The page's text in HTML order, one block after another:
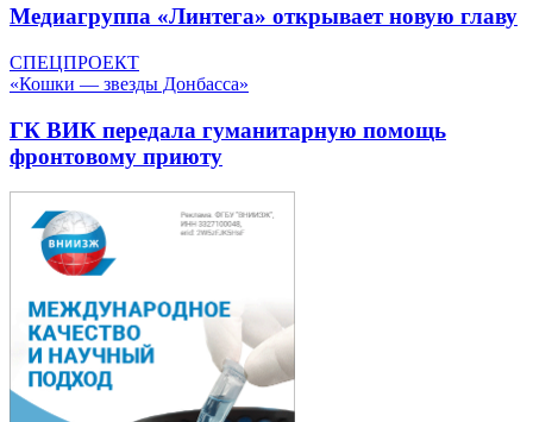
Медиагруппа «Линтега» открывает новую главу
СПЕЦПРОЕКТ
«Кошки — звезды Донбасса»
ГК ВИК передала гуманитарную помощь
фронтовому приюту